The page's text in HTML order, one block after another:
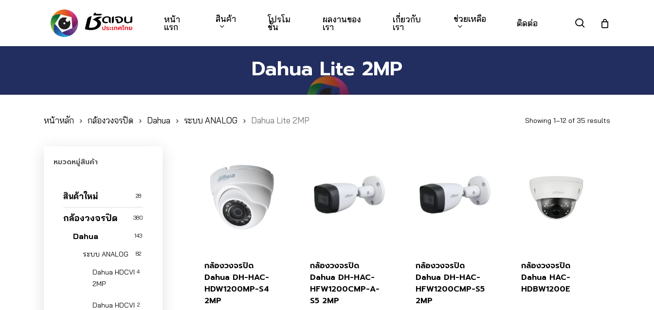
หน้า
แรก
สินค้า โปรโม
ชั่น
ผลงานของ
เรา
เกี่ยวกับ
เรา
ช่วยเหลือ ติดต่อ search
Dahua Lite 2MP
Showing 1–12 of 35 results
หน้าหลัก กล้องวงจรปิด Dahua ระบบ ANALOG Dahua Lite 2MP
หมวดหมู่สินค้า
สินค้าใหม่ 28
กล้องวงจรปิด 380
Dahua 143
ระบบ ANALOG 82
Dahua HDCVI
2MP
4
Dahua HDCVI 2
กล้องวงจรปิด
Dahua DH-HAC-
HDW1200MP-S4
2MP
กล้องวงจรปิด
Dahua DH-HAC-
HFW1200CMP-A-
S5 2MP
กล้องวงจรปิด
Dahua DH-HAC-
HFW1200CMP-S5
2MP
กล้องวงจรปิด
Dahua HAC-
HDBW1200E